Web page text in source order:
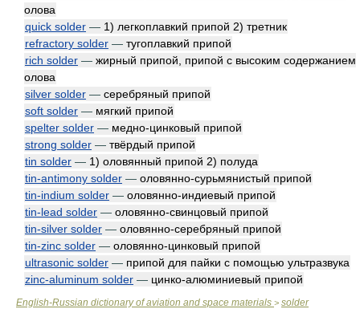
олова
quick solder — 1) легкоплавкий припой 2) третник
refractory solder — тугоплавкий припой
rich solder — жирный припой, припой с высоким содержанием
олова
silver solder — серебряный припой
soft solder — мягкий припой
spelter solder — медно-цинковый припой
strong solder — твёрдый припой
tin solder — 1) оловянный припой 2) полуда
tin-antimony solder — оловянно-сурьмянистый припой
tin-indium solder — оловянно-индиевый припой
tin-lead solder — оловянно-свинцовый припой
tin-silver solder — оловянно-серебряный припой
tin-zinc solder — оловянно-цинковый припой
ultrasonic solder — припой для пайки с помощью ультразвука
zinc-aluminum solder — цинко-алюминиевый припой
English-Russian dictionary of aviation and space materials > solder